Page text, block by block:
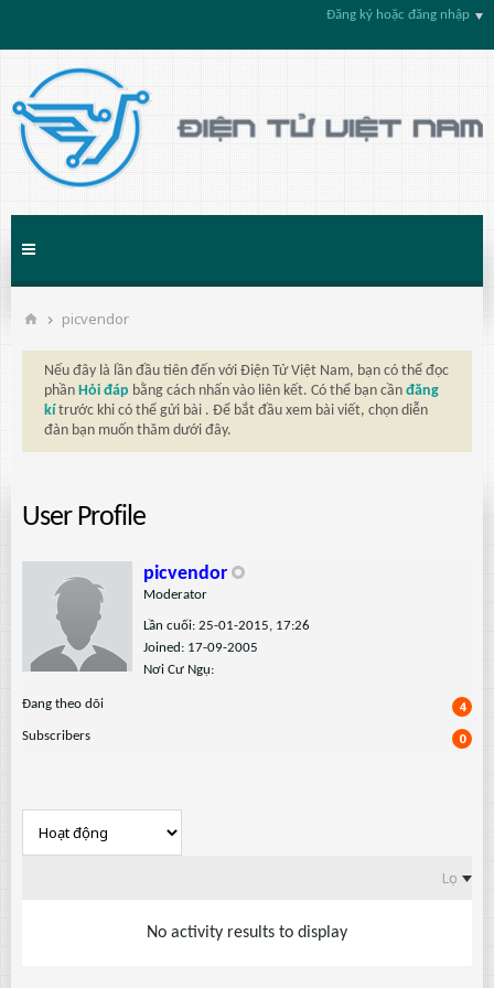
Đăng ký hoặc đăng nhập
picvendor
Nếu đây là lần đầu tiên đến với Điện Tử Việt Nam, bạn có thể đọc
phần Hỏi đáp bằng cách nhấn vào liên kết. Có thể bạn cần đăng
kí trước khi có thể gửi bài . Để bắt đầu xem bài viết, chọn diễn
đàn bạn muốn thăm dưới đây.
User Profile
picvendor
Moderator
Lần cuối: 25-01-2015, 17:26
Joined: 17-09-2005
Nơi Cư Ngụ:
Ðang theo dõi 4
Subscribers 0
Lọc
No activity results to display